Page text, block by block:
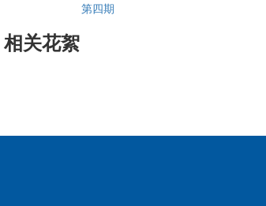
第四期
相关花絮